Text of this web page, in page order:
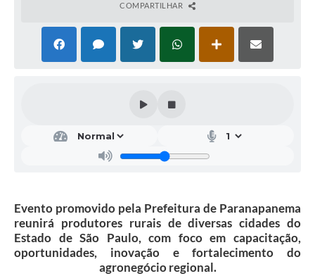
Diário Oficial
A Nossa Cidade
COMPARTILHAR
Evento promovido pela Prefeitura de Paranapanema
reunirá produtores rurais de diversas cidades do
Estado de São Paulo, com foco em capacitação,
oportunidades, inovação e fortalecimento do
agronegócio regional.